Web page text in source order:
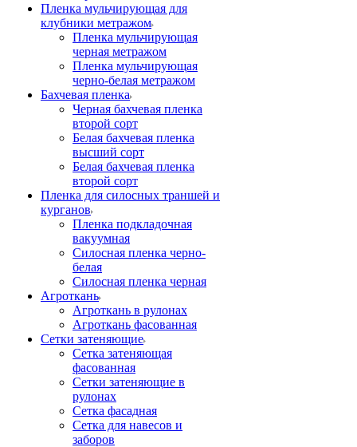
Пленка мульчирующая для
клубники метражом
Пленка мульчирующая
черная метражом
Пленка мульчирующая
черно-белая метражом
Бахчевая пленка
Черная бахчевая пленка
второй сорт
Белая бахчевая пленка
высший сорт
Белая бахчевая пленка
второй сорт
Пленка для силосных траншей и
курганов
Пленка подкладочная
вакуумная
Силосная пленка черно-
белая
Силосная пленка черная
Агроткань
Агроткань в рулонах
Агроткань фасованная
Сетки затеняющие
Сетка затеняющая
фасованная
Сетки затеняющие в
рулонах
Сетка фасадная
Сетка для навесов и
заборов